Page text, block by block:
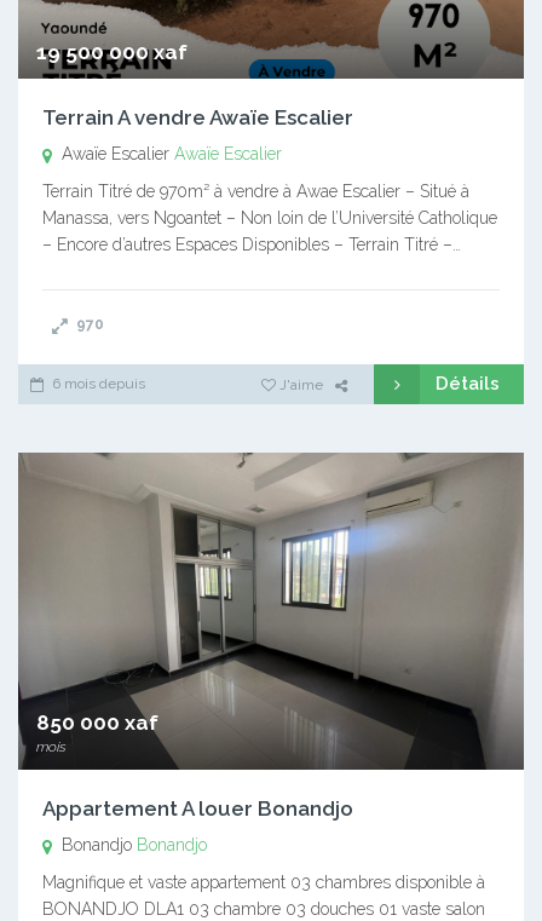
19 500 000 xaf
Terrain A vendre Awaïe Escalier
Awaïe Escalier Awaïe Escalier
Terrain Titré de 970m² à vendre à Awae Escalier – Situé à
Manassa, vers Ngoantet – Non loin de l’Université Catholique
– Encore d’autres Espaces Disponibles – Terrain Titré –…
970
6 mois depuis J'aime Détails
850 000 xaf
mois
Appartement A louer Bonandjo
Bonandjo Bonandjo
Magnifique et vaste appartement 03 chambres disponible à
BONANDJO DLA1 03 chambre 03 douches 01 vaste salon